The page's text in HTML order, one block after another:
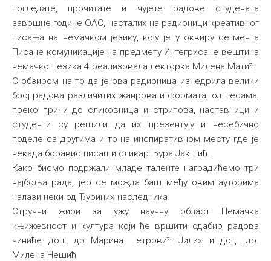
погледате, прочитате и чујете радове студената
завршне године ОАС, насталих на радионици креативног
писања на немачком језику, коју је у оквиру сегмента
Писане комуникације на предмету Интегрисане вештина
немачког језика 4 реализовала лекторка Милена Матић.
С обзиром на то да је ова радионица изнедрила велики
број радова различитих жанрова и формата, од песама,
преко причи до сликовница и стрипова, наставници и
студенти су решили да их презентују и несебично
поделе са другима и то на инспиративном месту где је
некада боравио писац и сликар Ђура Јакшић.
Како бисмо подржали младе таленте наградићемо три
најбоља рада, јер се можда баш међу овим ауторима
налази неки од Ђуриних наследника.
Стручни жири за ужу научну област Немачка
књижевност и култура који ће вршити одабир радова
чиниће доц. др Марина Петровић Јилих и доц. др.
Милена Нешић